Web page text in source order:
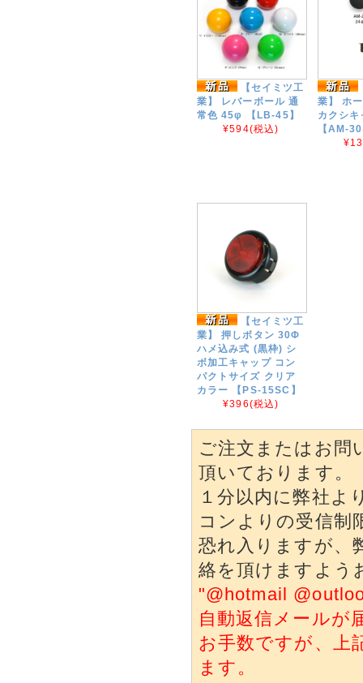
【セイミツ工
業】 レバーボール 通
常色 45φ 【LB-45】
¥594(税込)
業】 ホ
カクシ
【AM-
【セイミツ工
業】 押しボタン 30Φ
ハメ込み式 (黒枠) シ
ボ加工キャップ コン
パクトサイズ クリア
カラー 【PS-15SC】
¥396(税込)
ご注文またはお問
頂いております。
１分以内に弊社よ
コンよりの受信制
恐れ入りますが、
絡を頂けますよう
"@hotmail
自動返信メールが
お手数ですが、上
ます。